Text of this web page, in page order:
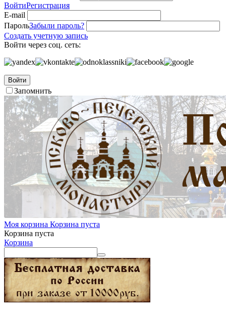
ВойтиРегистрация
E-mail
ПарольЗабыли пароль?
Создать учетную запись
Войти через соц. сеть:
Войти
Запомнить
Моя корзина Корзина пуста
Корзина пуста
Корзина